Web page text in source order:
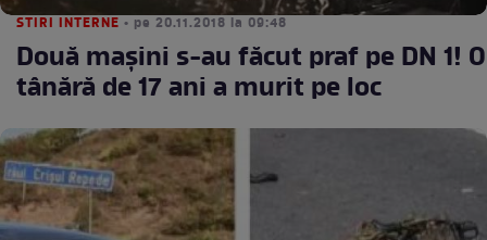
STIRI INTERNE • pe 20.11.2018 la 09:48
Două mașini s-au făcut praf pe DN 1! O
tânără de 17 ani a murit pe loc